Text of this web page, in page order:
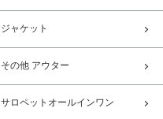
ジャケット
その他 アウター
サロペットオールインワン